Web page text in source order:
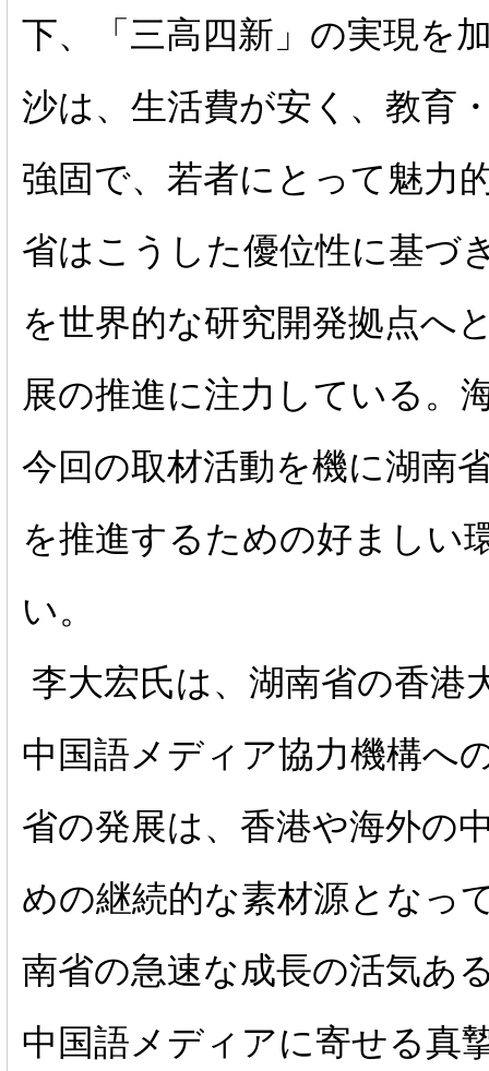
下、「三高四新」の実現を
沙は、生活費が安く、教育
強固で、若者にとって魅力
省はこうした優位性に基づ
を世界的な研究開発拠点へ
展の推進に注力している。
今回の取材活動を機に湖南
を推進するための好ましい
い。
李大宏氏は、湖南省の香港
中国語メディア協力機構へ
省の発展は、香港や海外の
めの継続的な素材源となっ
南省の急速な成長の活気あ
中国語メディアに寄せる真